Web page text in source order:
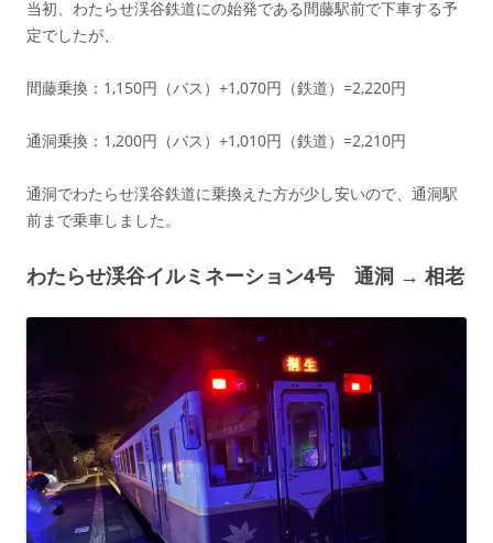
当初、わたらせ渓谷鉄道にの始発である間藤駅前で下車する予
定でしたが、
間藤乗換：1,150円（バス）+1,070円（鉄道）=2,220円
通洞乗換：1,200円（バス）+1,010円（鉄道）=2,210円
通洞でわたらせ渓谷鉄道に乗換えた方が少し安いので、通洞駅
前まで乗車しました。
わたらせ渓谷イルミネーション4号 通洞 → 相老